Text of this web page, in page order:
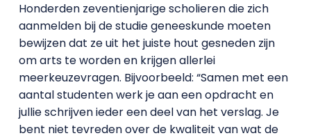
Honderden zeventienjarige scholieren die zich
aanmelden bij de studie geneeskunde moeten
bewijzen dat ze uit het juiste hout gesneden zijn
om arts te worden en krijgen allerlei
meerkeuzevragen. Bijvoorbeeld: “Samen met een
aantal studenten werk je aan een opdracht en
jullie schrijven ieder een deel van het verslag. Je
bent niet tevreden over de kwaliteit van wat de